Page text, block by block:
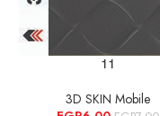
11
3D SKIN Mobile